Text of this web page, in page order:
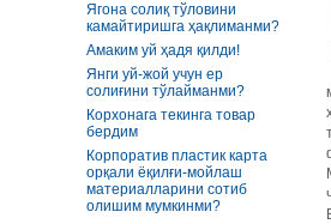
Ягона солиқ тўловини
камайтиришга ҳақлиманми?
Амаким уй ҳадя қилди!
Янги уй-жой учун ер
солиғини тўлайманми?
Корхонага текинга товар
бердим
Корпоратив пластик карта
орқали ёқилғи-мойлаш
материалларини сотиб
олишим мумкинми?